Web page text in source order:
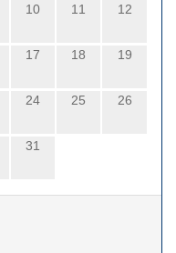
10 11 12
17 18 19
24 25 26
31